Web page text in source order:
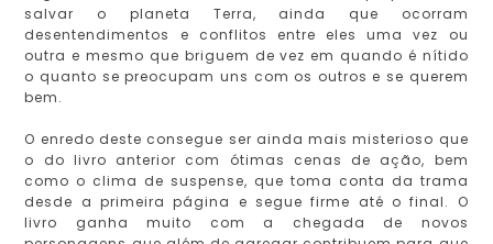
salvar o planeta Terra, ainda que ocorram
desentendimentos e conflitos entre eles uma vez ou
outra e mesmo que briguem de vez em quando é nítido
o quanto se preocupam uns com os outros e se querem
bem.
O enredo deste consegue ser ainda mais misterioso que
o do livro anterior com ótimas cenas de ação, bem
como o clima de suspense, que toma conta da trama
desde a primeira página e segue firme até o final. O
livro ganha muito com a chegada de novos